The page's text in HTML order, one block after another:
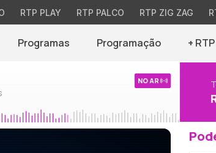
RTP PLAY RTP PALCO RTP ZIG ZAG
Programas Programação +
NO AR